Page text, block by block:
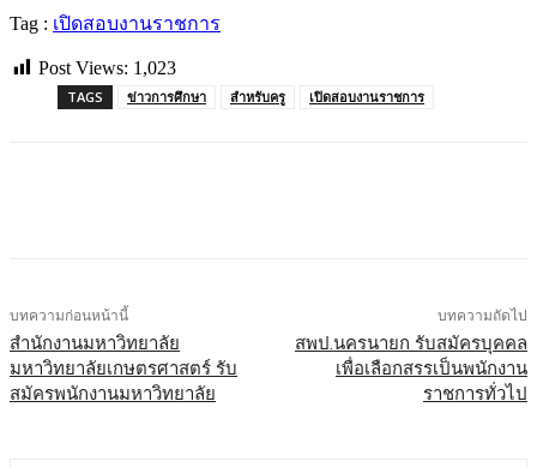
Tag : เปิดสอบงานราชการ
Post Views: 1,023
TAGS ข่าวการศึกษา สำหรับครู เปิดสอบงานราชการ
บทความก่อนหน้านี้
สำนักงานมหาวิทยาลัย
มหาวิทยาลัยเกษตรศาสตร์ รับ
สมัครพนักงานมหาวิทยาลัย
บทความถัดไป
สพป.นครนายก รับสมัครบุคคล
เพื่อเลือกสรรเป็นพนักงาน
ราชการทั่วไป